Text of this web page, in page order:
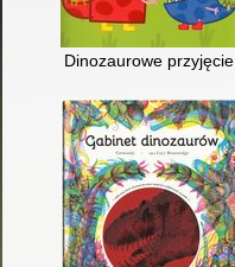
Dinozaurowe przyjęcie